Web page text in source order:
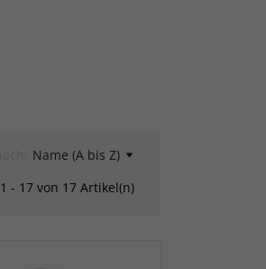
Name (A bis Z)
1 - 17 von 17 Artikel(n)